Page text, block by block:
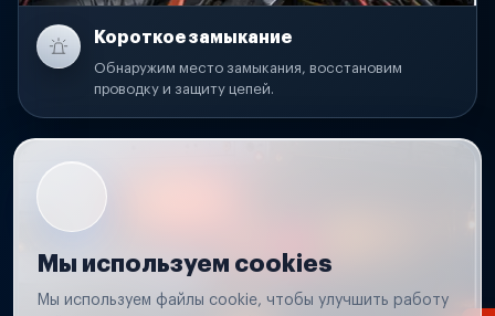
Короткое замыкание
Обнаружим место замыкания, восстановим
проводку и защиту цепей.
Мы используем cookies
Мы используем файлы cookie, чтобы улучшить работу